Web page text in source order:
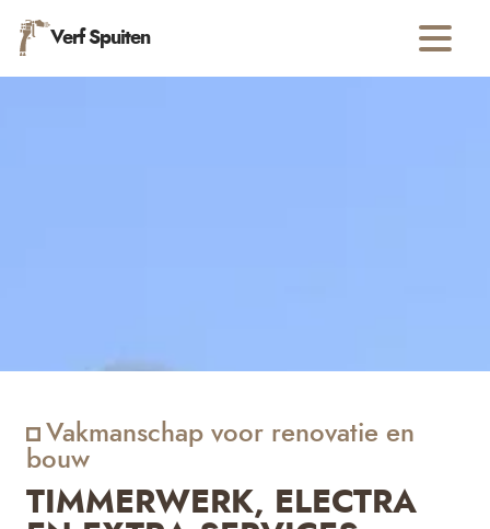
Verf Spuiten
Vakmanschap voor renovatie en
bouw
TIMMERWERK, ELECTRA